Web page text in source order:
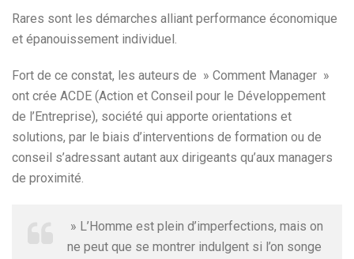
Rares sont les démarches alliant performance économique
et épanouissement individuel.
Fort de ce constat, les auteurs de » Comment Manager »
ont crée ACDE (Action et Conseil pour le Développement
de l’Entreprise), société qui apporte orientations et
solutions, par le biais d’interventions de formation ou de
conseil s’adressant autant aux dirigeants qu’aux managers
de proximité.
» L’Homme est plein d’imperfections, mais on
ne peut que se montrer indulgent si l’on songe